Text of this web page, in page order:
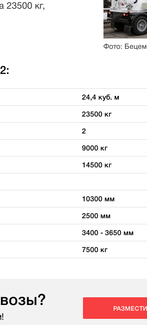
Фото:
23500 кг,
24,4 куб. м
23500 кг
2
9000 кг
14500 кг
10300 мм
2500 мм
3400 - 3650 мм
7500 кг